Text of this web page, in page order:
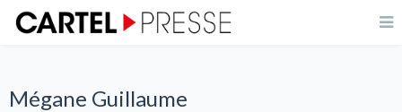
Mégane Guillaume